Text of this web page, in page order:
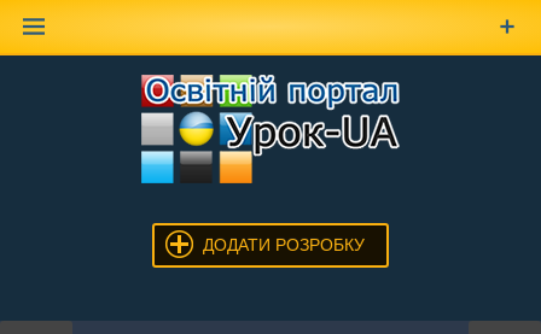
ДОДАТИ РОЗРОБКУ